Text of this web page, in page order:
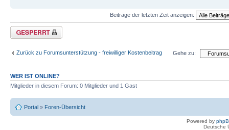
Beiträge der letzten Zeit anzeigen:
Thema gesperrt
Zurück zu Forumsunterstützung - freiwilliger Kostenbeitrag Gehe zu:
WER IST ONLINE?
Mitglieder in diesem Forum: 0 Mitglieder und 1 Gast
Portal » Foren-Übersicht
Powered by
Deutsche